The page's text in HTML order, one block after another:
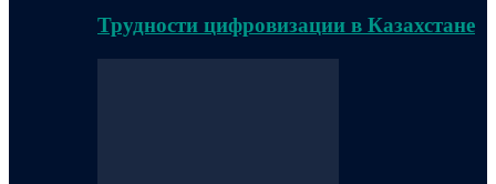
Трудности цифровизации в Казахстане